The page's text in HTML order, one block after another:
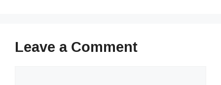
Leave a Comment